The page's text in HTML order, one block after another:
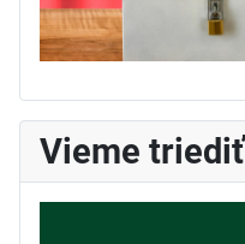
Vieme triediť